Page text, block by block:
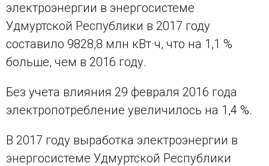
электроэнергии в энергосистеме
Удмуртской Республики в 2017 году
составило 9828,8 млн кВт·ч, что на 1,1 %
больше, чем в 2016 году.
Без учета влияния 29 февраля 2016 года
электропотребление увеличилось на 1,4 %.
В 2017 году выработка электроэнергии в
энергосистеме Удмуртской Республики